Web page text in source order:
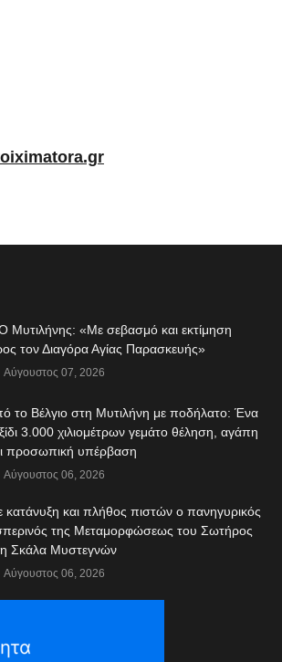
Μυτιλήνης: «Με σεβασμό και εκτίμηση
τον Διαγόρα Αγίας Παρασκευής»
Αύγουστος 07, 2026
το Βέλγιο στη Μυτιλήνη με ποδήλατο: Ένα
3.000 χιλιομέτρων γεμάτο θέληση, αγάπη
προσωπική υπέρβαση
Αύγουστος 06, 2026
κατάνυξη και πλήθος πιστών ο πανηγυρικός
της Μεταμορφώσεως του Σωτήρος
Σκάλα Μυστεγνών
Αύγουστος 06, 2026